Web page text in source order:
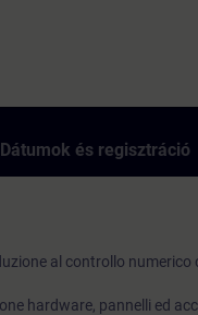
Dátumok és regisztráció
al controllo numerico
hardware, pannelli ed